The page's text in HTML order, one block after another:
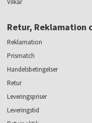
Vilkår
Retur, Reklamation
Reklamation
Prismatch
Handelsbetingelser
Retur
Leveringspriser
Leveringstid